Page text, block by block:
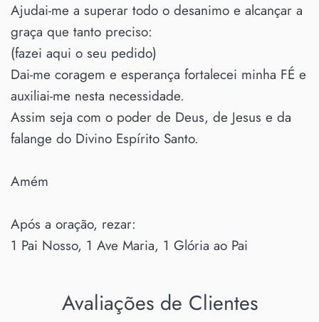
Ajudai-me a superar todo o desanimo e alcançar a
graça que tanto preciso:
(fazei aqui o seu pedido)
Dai-me coragem e esperança fortalecei minha FÉ e
auxiliai-me nesta necessidade.
Assim seja com o poder de Deus, de Jesus e da
falange do Divino Espírito Santo.
Amém
Após a oração, rezar:
1 Pai Nosso, 1 Ave Maria, 1 Glória ao Pai
Avaliações de Clientes